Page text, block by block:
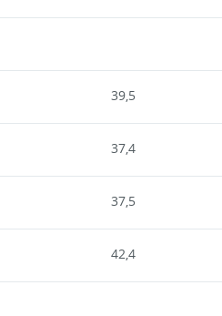
39,5
37,4
37,5
42,4